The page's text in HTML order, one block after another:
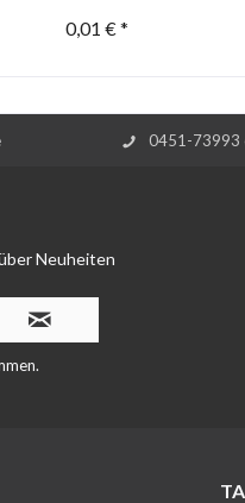
0,01 € *
0451-73993
Neuheiten